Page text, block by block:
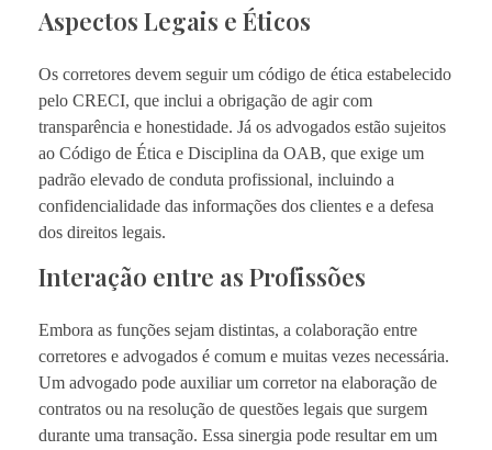
Aspectos Legais e Éticos
Os corretores devem seguir um código de ética estabelecido
pelo CRECI, que inclui a obrigação de agir com
transparência e honestidade. Já os advogados estão sujeitos
ao Código de Ética e Disciplina da OAB, que exige um
padrão elevado de conduta profissional, incluindo a
confidencialidade das informações dos clientes e a defesa
dos direitos legais.
Interação entre as Profissões
Embora as funções sejam distintas, a colaboração entre
corretores e advogados é comum e muitas vezes necessária.
Um advogado pode auxiliar um corretor na elaboração de
contratos ou na resolução de questões legais que surgem
durante uma transação. Essa sinergia pode resultar em um